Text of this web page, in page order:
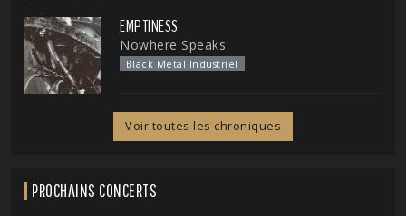
EMPTINESS
Nowhere Speaks
Black Metal Industriel
Voir toutes les chroniques
PROCHAINS CONCERTS